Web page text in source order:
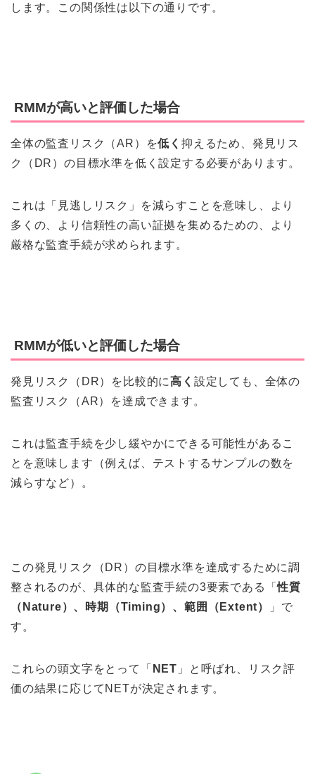
します。この関係性は以下の通りです。
RMMが高いと評価した場合
全体の監査リスク（AR）を低く抑えるため、発見リス
ク（DR）の目標水準を低く設定する必要があります。
これは「見逃しリスク」を減らすことを意味し、より
多くの、より信頼性の高い証拠を集めるための、より
厳格な監査手続が求められます。
RMMが低いと評価した場合
発見リスク（DR）を比較的に高く 設定しても、全体の
監査リスク（AR）を達成できます。
これは監査手続を少し緩やかにできる可能性があるこ
とを意味します（例えば、テストするサンプルの数を
減らすなど）。
この発見リスク（DR）の目標水準を達成するために調
整されるのが、具体的な監査手続の3要素である「性質
（Nature）、時期（Timing）、範囲（Extent）
」で
す。
これらの頭文字をとって「 NET 」と呼ばれ、リスク評
価の結果に応じてNETが決定されます。